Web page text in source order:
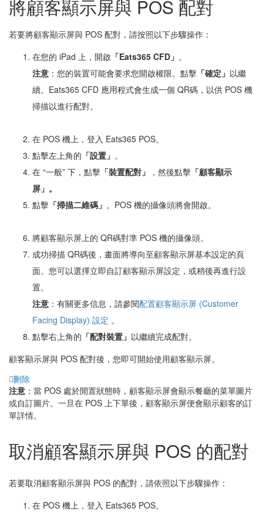
將顧客顯示屏與 POS 配對
若要將顧客顯示屏與 POS 配對，請按照以下步驟操作：
在您的 iPad 上，開啟 「Eats365 CFD」 。
注意 ：您的裝置可能會要求您開啟權限。點擊 「確定」 以繼
續。Eats365 CFD 應用程式會生成一個 QR碼，以供 POS 機
掃描以進行配對。
在 POS 機上，登入 Eats365 POS。
點擊左上角的 「設置」 。
在 “一般” 下，點擊 「裝置配對」 ，然後點擊 「顧客顯示
屏」。
點擊 「掃描二維碼」 。POS 機的攝像頭將會開啟。
將顧客顯示屏上的 QR碼對準 POS 機的攝像頭。
成功掃描 QR碼後，畫面將導向至顧客顯示屏基本設定的頁
面。您可以選擇立即自訂顧客顯示屏設定，或稍後再進行設
置。
注意 ：有關更多信息，請參閱配置顧客顯示屏 (Customer
Facing Display) 設定 。
點擊右上角的 「配對裝置」 以繼續完成配對。
顧客顯示屏與 POS 配對後，您即可開始使用顧客顯示屏。
刪除
注意 ：當 POS 處於閒置狀態時，顧客顯示屏會顯示餐廳的菜單圖片
或自訂圖片。一旦在 POS 上下單後，顧客顯示屏便會顯示顧客的訂
單詳情。
取消顧客顯示屏與 POS 的配對
若要取消顧客顯示屏與 POS 的配對，請依照以下步驟操作：
在 POS 機上，登入 Eats365 POS。